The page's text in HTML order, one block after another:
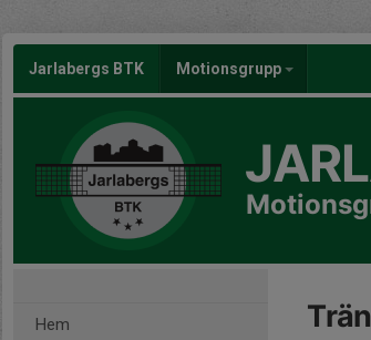
Jarlabergs BTK Motionsgrupp
Hem